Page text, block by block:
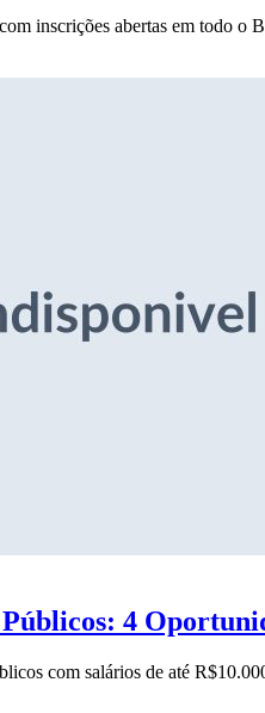
inscrições abertas em todo o
4
com salários de até